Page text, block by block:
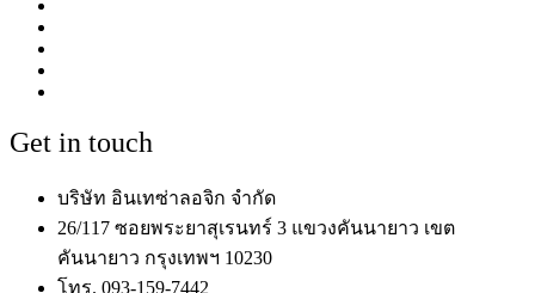
Get in touch
บริษัท อินเทซ่าลอจิก จำกัด
26/117 ซอยพระยาสุเรนทร์ 3 แขวงคันนายาว เขต
คันนายาว กรุงเทพฯ 10230
โทร. 093-159-7442